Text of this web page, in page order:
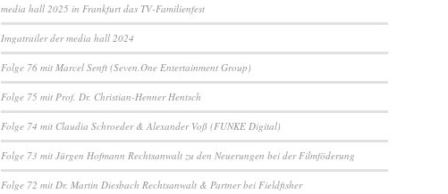
media hall 2025 in Frankfurt das TV-Familienfest
Imgatrailer der media hall 2024
Folge 76 mit Marcel Senft (Seven.One Entertainment Group)
Folge 75 mit Prof. Dr. Christian-Henner Hentsch
Folge 74 mit Claudia Schroeder & Alexander Voß (FUNKE Digital)
Folge 73 mit Jürgen Hofmann Rechtsanwalt zu den Neuerungen bei der Filmföderung
Folge 72 mit Dr. Martin Diesbach Rechtsanwalt & Partner bei Fieldfisher